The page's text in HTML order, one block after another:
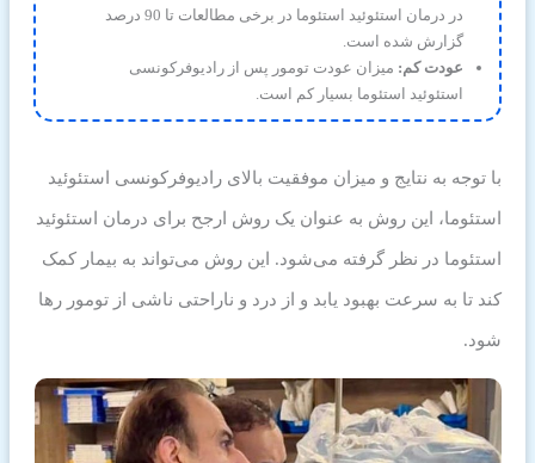
در درمان استئوئید استئوما در برخی مطالعات تا 90 درصد
گزارش شده است.
عودت کم: میزان عودت تومور پس از رادیوفرکونسی
استئوئید استئوما بسیار کم است.
با توجه به نتایج و میزان موفقیت بالای رادیوفرکونسی استئوئید
استئوما، این روش به عنوان یک روش ارجح برای درمان استئوئید
استئوما در نظر گرفته می‌شود. این روش می‌تواند به بیمار کمک
کند تا به سرعت بهبود یابد و از درد و ناراحتی ناشی از تومور رها
شود.